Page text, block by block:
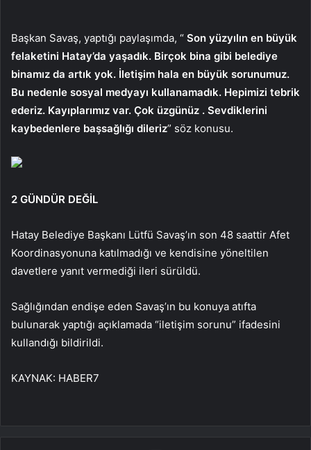
Başkan Savaş, yaptığı paylaşımda, “ Son yüzyılın en büyük
felaketini Hatay’da yaşadık. Birçok bina gibi belediye
binamız da artık yok. İletişim hala en büyük sorunumuz.
Bu nedenle sosyal medyayı kullanamadık. Hepimizi tebrik
ederiz. Kayıplarımız var. Çok üzgünüz . Sevdiklerini
kaybedenlere başsağlığı dileriz” söz konusu.
2 GÜNDÜR DEĞİL
Hatay Belediye Başkanı Lütfü Savaş’ın son 48 saattir Afet
Koordinasyonuna katılmadığı ve kendisine yöneltilen
davetlere yanıt vermediği ileri sürüldü.
Sağlığından endişe eden Savaş’ın bu konuya atıfta
bulunarak yaptığı açıklamada “iletişim sorunu” ifadesini
kullandığı bildirildi.
KAYNAK: HABER7